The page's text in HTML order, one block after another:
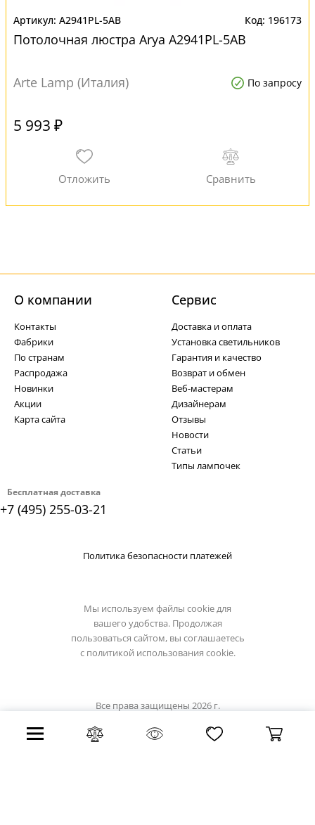
A2941PL-5AB 196173
Потолочная люстра Arya A2941PL-5AB
Arte Lamp (Италия) По запросу
5 993 ₽
Бесплатная доставка
+7 (495) 255-03-21
О компании
Контакты
Фабрики
По странам
Распродажа
Новинки
Акции
Карта сайта
Cервис
Доставка и оплата
Установка светильников
Гарантия и качество
Возврат и обмен
Веб-мастерам
Дизайнерам
Отзывы
Новости
Статьи
Типы лампочек
Политика безопасности платежей
Мы используем файлы cookie для
вашего удобства. Продолжая
пользоваться сайтом, вы соглашаетесь
с политикой использования cookie.
Все права защищены 2026 г.